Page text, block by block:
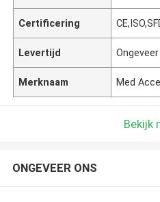
Certificering
Levertijd
Merknaam Med
Bekijk
ONGEVEER ONS